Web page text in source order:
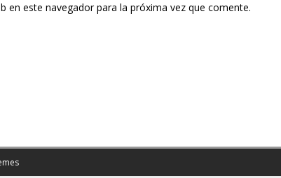
en este navegador para la próxima vez que comente.